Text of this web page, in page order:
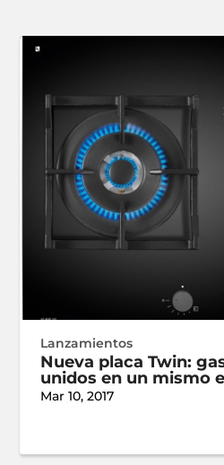
Lanzamientos
Nueva placa Twin:
unidos en un mismo
Mar 10, 2017